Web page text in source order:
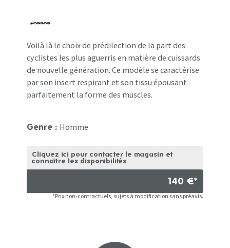
Voilà là le choix de prédilection de la part des
cyclistes les plus aguerris en matière de cuissards
de nouvelle génération. Ce modèle se caractérise
par son insert respirant et son tissu épousant
parfaitement la forme des muscles.
Genre : Homme
Cliquez ici pour contacter le magasin et
connaître les disponibilités
140 €*
*Prix non-contractuels, sujets à modification sans préavis.